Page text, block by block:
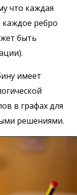
что каждая
каждое ребро
быть
имеет
в графах для
решениями.